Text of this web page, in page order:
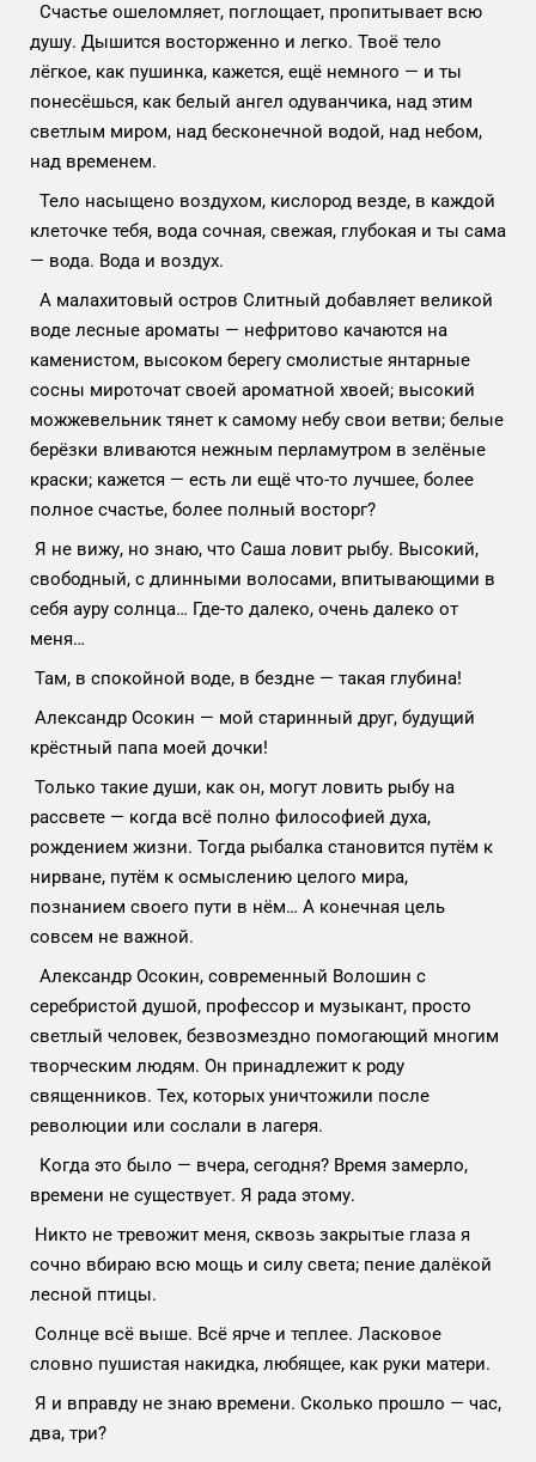
Счастье ошеломляет, поглощает, пропитывает всю
душу. Дышится восторженно и легко. Твоё тело
лёгкое, как пушинка, кажется, ещё немного — и ты
понесёшься, как белый ангел одуванчика, над этим
светлым миром, над бесконечной водой, над небом,
над временем.
Тело насыщено воздухом, кислород везде, в каждой
клеточке тебя, вода сочная, свежая, глубокая и ты сама
— вода. Вода и воздух.
А малахитовый остров Слитный добавляет великой
воде лесные ароматы — нефритово качаются на
каменистом, высоком берегу смолистые янтарные
сосны мироточат своей ароматной хвоей; высокий
можжевельник тянет к самому небу свои ветви; белые
берёзки вливаются нежным перламутром в зелёные
краски; кажется — есть ли ещё что-то лучшее, более
полное счастье, более полный восторг?
Я не вижу, но знаю, что Саша ловит рыбу. Высокий,
свободный, с длинными волосами, впитывающими в
себя ауру солнца… Где-то далеко, очень далеко от
меня…
Там, в спокойной воде, в бездне — такая глубина!
Александр Осокин — мой старинный друг, будущий
крёстный папа моей дочки!
Только такие души, как он, могут ловить рыбу на
рассвете — когда всё полно философией духа,
рождением жизни. Тогда рыбалка становится путём к
нирване, путём к осмыслению целого мира,
познанием своего пути в нём… А конечная цель
совсем не важной.
Александр Осокин, современный Волошин с
серебристой душой, профессор и музыкант, просто
светлый человек, безвозмездно помогающий многим
творческим людям. Он принадлежит к роду
священников. Тех, которых уничтожили после
революции или сослали в лагеря.
Когда это было — вчера, сегодня? Время замерло,
времени не существует. Я рада этому.
Никто не тревожит меня, сквозь закрытые глаза я
сочно вбираю всю мощь и силу света; пение далёкой
лесной птицы.
Солнце всё выше. Всё ярче и теплее. Ласковое
словно пушистая накидка, любящее, как руки матери.
Я и вправду не знаю времени. Сколько прошло — час,
два, три?